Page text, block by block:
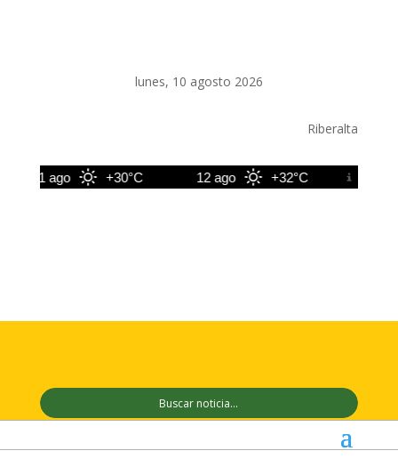
lunes, 10 agosto 2026
Riberalta
11 ago +30°C 12 ago +32°C 13 ago